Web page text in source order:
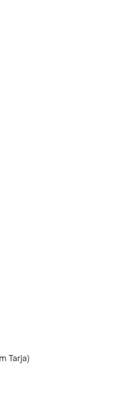
Tarja)